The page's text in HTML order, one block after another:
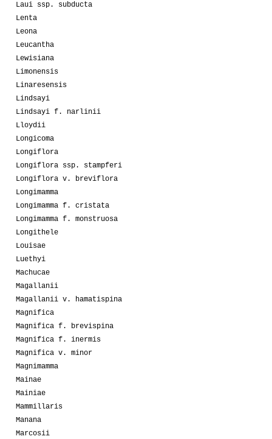
Laui ssp. subducta
Lenta
Leona
Leucantha
Lewisiana
Limonensis
Linaresensis
Lindsayi
Lindsayi f. narlinii
Lloydii
Longicoma
Longiflora
Longiflora ssp. stampferi
Longiflora v. breviflora
Longimamma
Longimamma f. cristata
Longimamma f. monstruosa
Longithele
Louisae
Luethyi
Machucae
Magallanii
Magallanii v. hamatispina
Magnifica
Magnifica f. brevispina
Magnifica f. inermis
Magnifica v. minor
Magnimamma
Mainae
Mainiae
Mammillaris
Manana
Marcosii